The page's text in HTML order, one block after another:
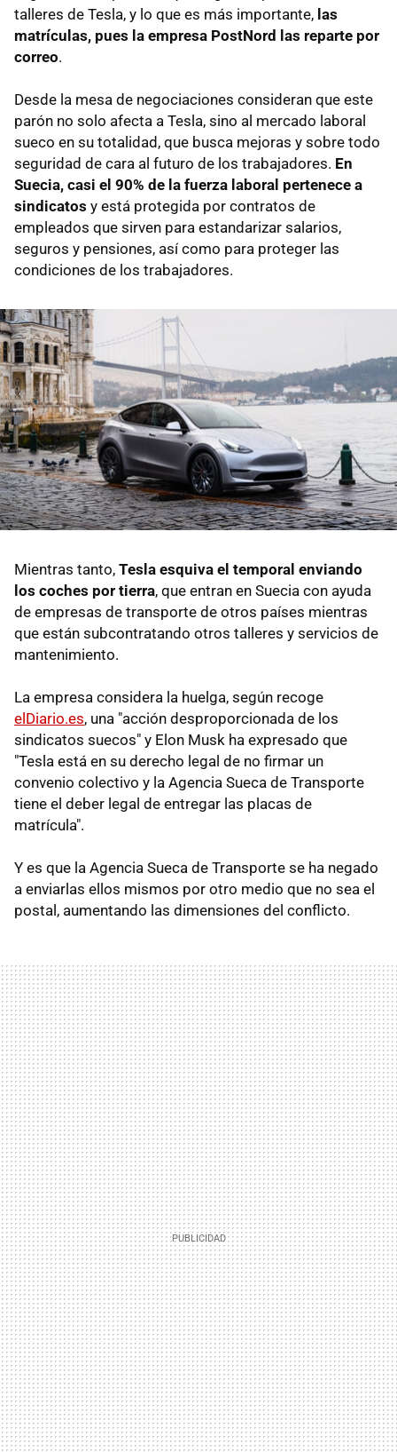
talleres de Tesla, y lo que es más importante, las
matrículas, pues la empresa PostNord las reparte por
correo.
Desde la mesa de negociaciones consideran que este
parón no solo afecta a Tesla, sino al mercado laboral
sueco en su totalidad, que busca mejoras y sobre todo
seguridad de cara al futuro de los trabajadores. En
Suecia, casi el 90% de la fuerza laboral pertenece a
sindicatos y está protegida por contratos de
empleados que sirven para estandarizar salarios,
seguros y pensiones, así como para proteger las
condiciones de los trabajadores.
Mientras tanto, Tesla esquiva el temporal enviando
los coches por tierra, que entran en Suecia con ayuda
de empresas de transporte de otros países mientras
que están subcontratando otros talleres y servicios de
mantenimiento.
La empresa considera la huelga, según recoge
elDiario.es, una "acción desproporcionada de los
sindicatos suecos" y Elon Musk ha expresado que
"Tesla está en su derecho legal de no firmar un
convenio colectivo y la Agencia Sueca de Transporte
tiene el deber legal de entregar las placas de
matrícula".
Y es que la Agencia Sueca de Transporte se ha negado
a enviarlas ellos mismos por otro medio que no sea el
postal, aumentando las dimensiones del conflicto.